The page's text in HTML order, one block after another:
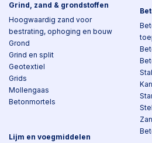
Grind, zand & grondstoffen
Hoogwaardig zand voor
bestrating, ophoging en bouw
Grond
Grind en split
Geotextiel
Grids
Mollengaas
Betonmortels
Lijm en voegmiddelen